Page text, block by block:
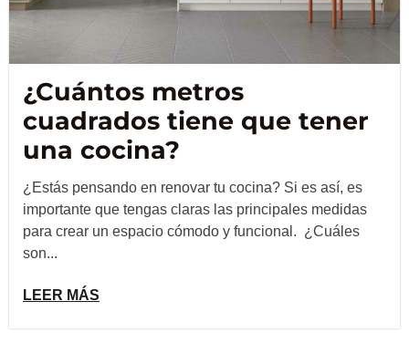
¿Cuántos metros
cuadrados tiene que tener
una cocina?
¿Estás pensando en renovar tu cocina? Si es así, es
importante que tengas claras las principales medidas
para crear un espacio cómodo y funcional. ¿Cuáles
son...
LEER MÁS